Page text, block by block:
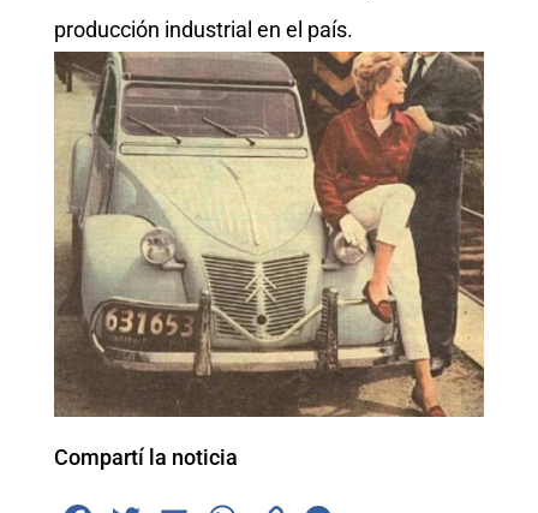
producción industrial en el país.
Compartí la noticia